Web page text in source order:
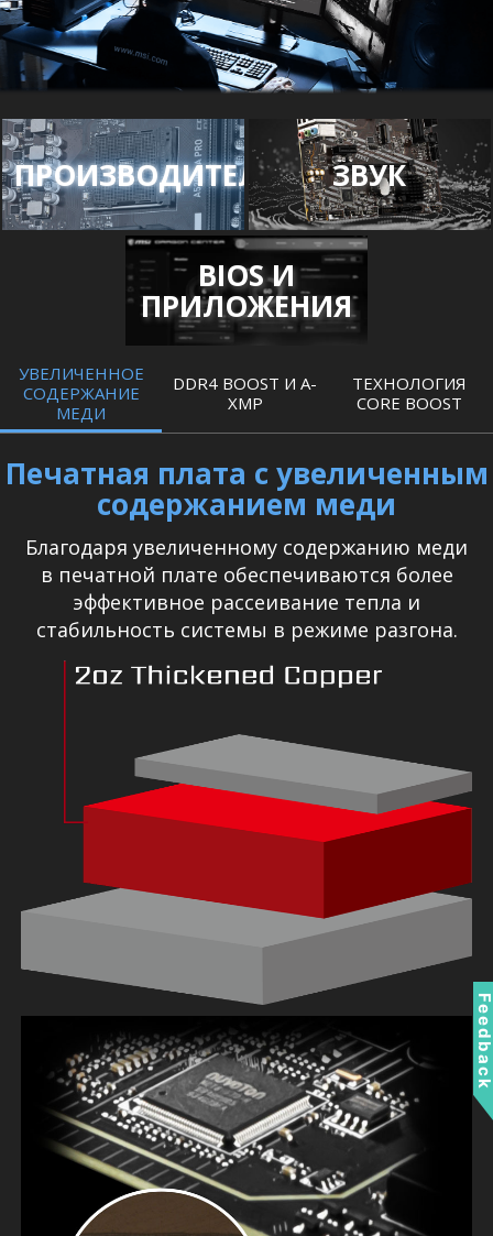
ПРОИЗВОДИТЕЛЬНОСТЬ
ЗВУК
BIOS И
ПРИЛОЖЕНИЯ
УВЕЛИЧЕННОЕ
СОДЕРЖАНИЕ
МЕДИ
DDR4 BOOST И A-
XMP
ТЕХНОЛОГИЯ
CORE BOOST
Печатная плата с увеличенным
содержанием меди
Благодаря увеличенному содержанию меди
в печатной плате обеспечиваются более
эффективное рассеивание тепла и
стабильность системы в режиме разгона.